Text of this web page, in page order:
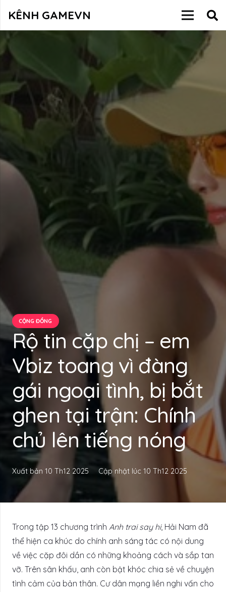
KÊNH GAMEVN
CỘNG ĐỒNG
Rộ tin cặp chị – em
Vbiz toang vì đàng
gái ngoại tình, bị bắt
ghen tại trận: Chính
chủ lên tiếng nóng
Xuất bản 10 Th12 2025 Cập nhật lúc10 Th12 2025
Trong tập 13 chương trình Anh trai say hi, Hải Nam đã
thể hiện ca khúc do chính anh sáng tác có nội dung
về việc cặp đôi dần có những khoảng cách và sắp tan
vỡ. Trên sân khấu, anh còn bật khóc chia sẻ về chuyện
tình cảm của bản thân. Cư dân mạng liền nghi vấn cho